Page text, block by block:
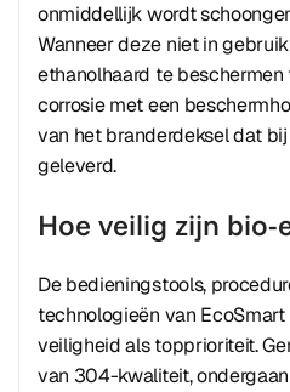
onmiddellijk wordt
Wanneer deze niet in
ethanolhaard te
corrosie met een
van het branderdeksel dat
geleverd.
Hoe veilig zijn bio-
De bedieningstools,
technologieën van
veiligheid als topprioriteit.
van 304-kwaliteit,